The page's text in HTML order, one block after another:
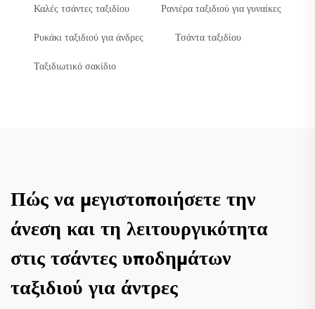
Καλές τσάντες ταξιδίου Ρανιέρα ταξιδιού για γυναίκες
Ρυκάκι ταξιδιού για άνδρες Τσάντα ταξιδίου
Ταξιδιωτικό σακίδιο
Πώς να μεγιστοποιήσετε την
άνεση και τη λειτουργικότητα
στις τσάντες υποδημάτων
ταξιδιού για άντρες